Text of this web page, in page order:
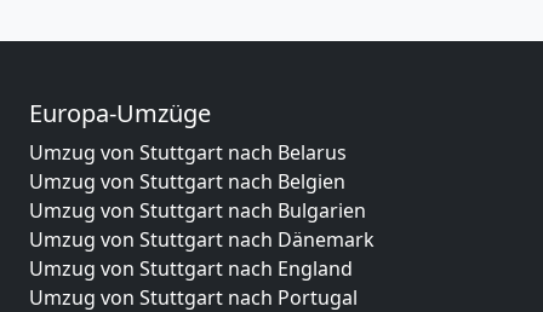
Europa-Umzüge
Umzug von Stuttgart nach Belarus
Umzug von Stuttgart nach Belgien
Umzug von Stuttgart nach Bulgarien
Umzug von Stuttgart nach Dänemark
Umzug von Stuttgart nach England
Umzug von Stuttgart nach Portugal